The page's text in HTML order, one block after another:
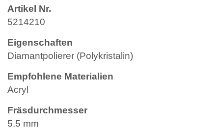
Artikel Nr.
5214210
Eigenschaften
Diamantpolierer (Polykristalin)
Empfohlene Materialien
Acryl
Fräsdurchmesser
5.5 mm